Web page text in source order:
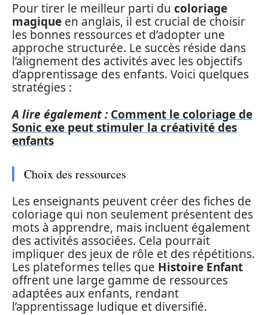
Pour tirer le meilleur parti du coloriage
magique en anglais, il est crucial de choisir
les bonnes ressources et d’adopter une
approche structurée. Le succès réside dans
l’alignement des activités avec les objectifs
d’apprentissage des enfants. Voici quelques
stratégies :
A lire également : Comment le coloriage de
Sonic exe peut stimuler la créativité des
enfants
Choix des ressources
Les enseignants peuvent créer des fiches de
coloriage qui non seulement présentent des
mots à apprendre, mais incluent également
des activités associées. Cela pourrait
impliquer des jeux de rôle et des répétitions.
Les plateformes telles que Histoire Enfant
offrent une large gamme de ressources
adaptées aux enfants, rendant
l’apprentissage ludique et diversifié.